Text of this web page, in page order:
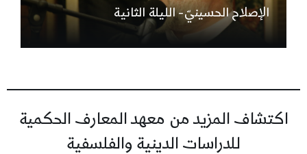
الإصلاح الحسينيّ- الليلة الثانية
اكتشاف المزيد من معهد المعارف الحكمية
للدراسات الدينية والفلسفية